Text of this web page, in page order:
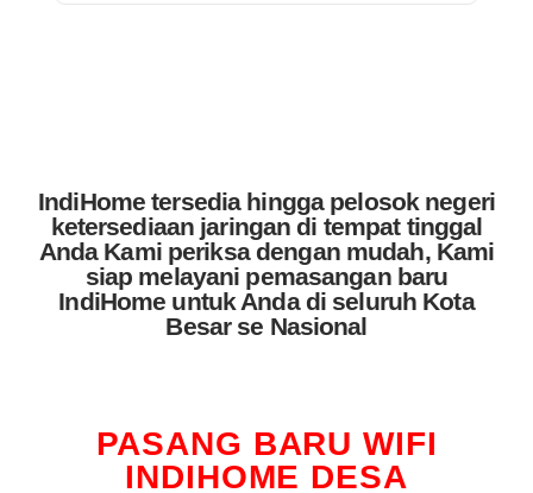
IndiHome tersedia hingga pelosok negeri
ketersediaan jaringan di tempat tinggal
Anda Kami periksa dengan mudah, Kami
siap melayani pemasangan baru
IndiHome untuk Anda di seluruh Kota
Besar se Nasional
PASANG BARU WIFI
INDIHOME DESA